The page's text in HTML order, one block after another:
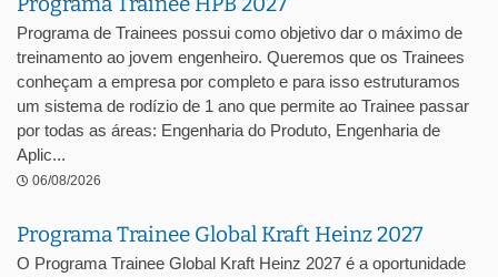
Programa de Trainees possui como objetivo dar o máximo de
treinamento ao jovem engenheiro. Queremos que os Trainees
conheçam a empresa por completo e para isso estruturamos
um sistema de rodízio de 1 ano que permite ao Trainee passar
por todas as áreas: Engenharia do Produto, Engenharia de
Aplic...
06/08/2026
Programa Trainee Global Kraft Heinz 2027
O Programa Trainee Global Kraft Heinz 2027 é a oportunidade